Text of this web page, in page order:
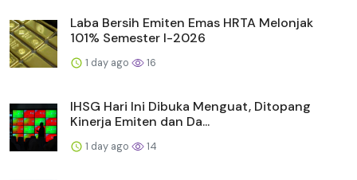
Laba Bersih Emiten Emas HRTA Melonjak
101% Semester I-2026
1 day ago 16
IHSG Hari Ini Dibuka Menguat, Ditopang
Kinerja Emiten dan Da...
1 day ago 14